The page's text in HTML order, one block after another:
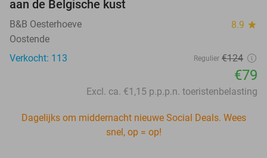
aan de Belgische kust
B&B Oesterhoeve 8.9 star
Oostende
Verkocht: 113
Regulier €124
€79
Excl. ca. €1,15 p.p.p.n. toeristenbelasting
Dagelijks om middernacht nieuwe Social Deals. Wees
snel, op = op!